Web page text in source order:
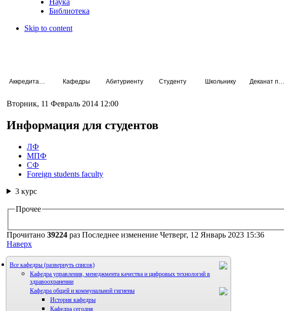
Наука
Библиотека
Skip to content
Кафедры Абитуриенту Студенту Школьнику
Вторник, 11 Февраль 2014 12:00
Информация для студентов
ЛФ
МПФ
СФ
Foreign students faculty
3 курс
3 курс
4 курс
5 курс
6 курс
МПФ_ФЗОЖ_Практические занятия
2 курс
3 course
Прочее
Прочитано 39224 раз Последнее изменение Четверг, 12 Январь 2023 15:36
Наверх
Все кафедры
Кафедра управления, менеджмента качества и цифровых технологий в
здравоохранении
Кафедра общей и коммунальной гигиены
История кафедры
Кафедра сегодня